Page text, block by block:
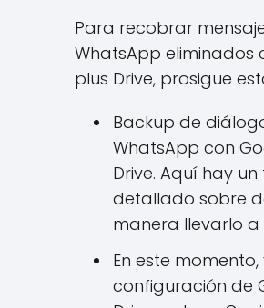
Para recobrar
WhatsApp eliminados
plus Drive, prosigue
Backup de
WhatsApp con
Drive. Aquí hay
detallado sobre
manera llevarlo a
En este
configuración de